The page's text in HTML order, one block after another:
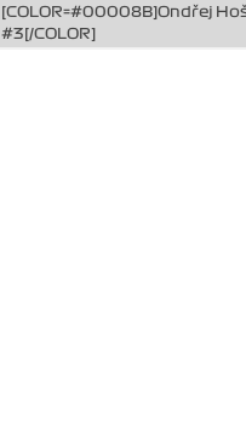
[COLOR=#00008B]Ondřej
#3[/COLOR]